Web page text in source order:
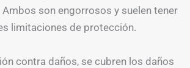
Ambos son engorrosos y suelen tener
limitaciones de protección.
contra daños, se cubren los daños